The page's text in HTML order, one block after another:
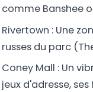
comme Banshee
Rivertown : Une
russes du parc
Coney Mall : Un
jeux d'adresse,